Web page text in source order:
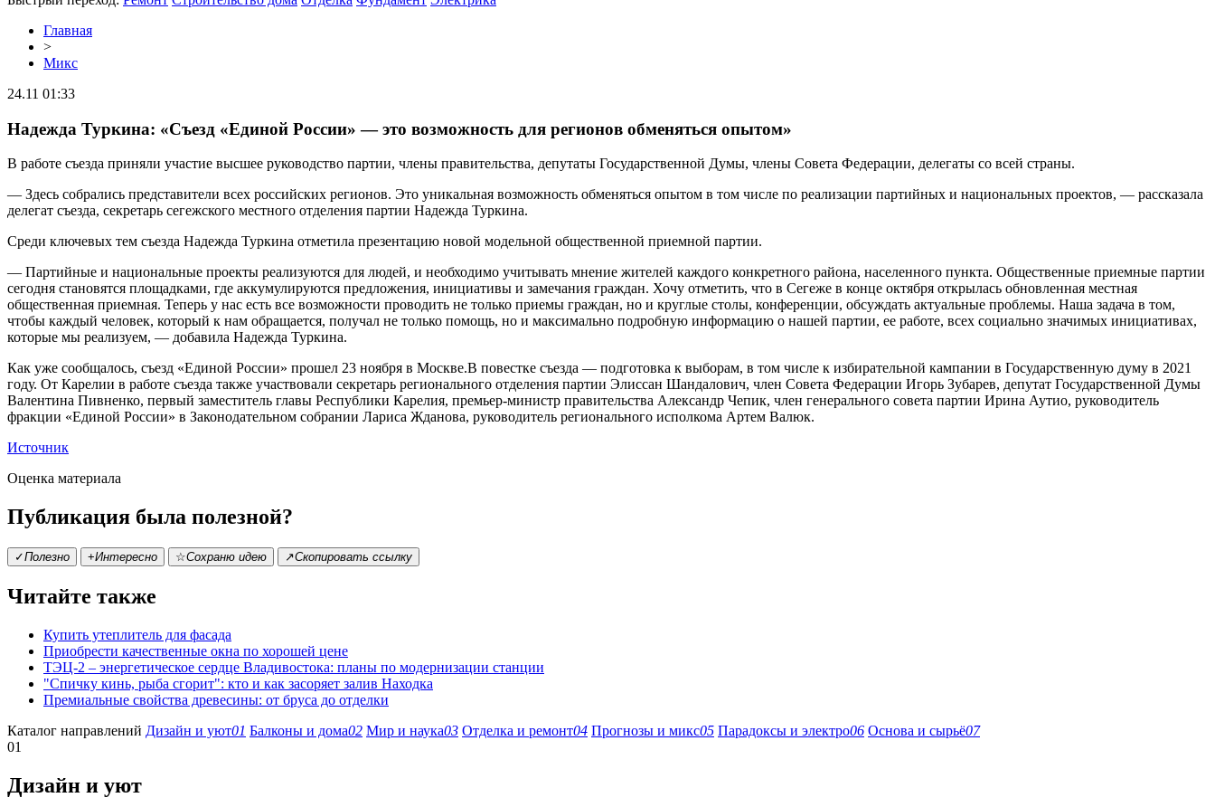
Главная
>
Микс
24.11 01:33
Надежда Туркина: «Съезд «Единой России» — это возможность для регионов обменяться опытом»
В работе съезда приняли участие высшее руководство партии, члены правительства, депутаты Государственной Думы, члены Совета Федерации, делегаты со всей страны.
— Здесь собрались представители всех российских регионов. Это уникальная возможность обменяться опытом в том числе по реализации партийных и национальных проектов, — рассказала
делегат съезда, секретарь сегежского местного отделения партии Надежда Туркина.
Среди ключевых тем съезда Надежда Туркина отметила презентацию новой модельной общественной приемной партии.
— Партийные и национальные проекты реализуются для людей, и необходимо учитывать мнение жителей каждого конкретного района, населенного пункта. Общественные приемные партии
сегодня становятся площадками, где аккумулируются предложения, инициативы и замечания граждан. Хочу отметить, что в Сегеже в конце октября открылась обновленная местная
общественная приемная. Теперь у нас есть все возможности проводить не только приемы граждан, но и круглые столы, конференции, обсуждать актуальные проблемы. Наша задача в том,
чтобы каждый человек, который к нам обращается, получал не только помощь, но и максимально подробную информацию о нашей партии, ее работе, всех социально значимых инициативах,
которые мы реализуем, — добавила Надежда Туркина.
Как уже сообщалось, съезд «Единой России» прошел 23 ноября в Москве.В повестке съезда — подготовка к выборам, в том числе к избирательной кампании в Государственную думу в 2021
году. От Карелии в работе съезда также участвовали секретарь регионального отделения партии Элиссан Шандалович, член Совета Федерации Игорь Зубарев, депутат Государственной Думы
Валентина Пивненко, первый заместитель главы Республики Карелия, премьер-министр правительства Александр Чепик, член генерального совета партии Ирина Аутио, руководитель
фракции «Единой России» в Законодательном собрании Лариса Жданова, руководитель регионального исполкома Артем Валюк.
Источник
Оценка материала
Публикация была полезной?
✓Полезно +Интересно ☆Сохраню идею ↗Скопировать ссылку
Читайте также
Купить утеплитель для фасада
Приобрести качественные окна по хорошей цене
ТЭЦ-2 – энергетическое сердце Владивостока: планы по модернизации станции
"Спичку кинь, рыба сгорит": кто и как засоряет залив Находка
Премиальные свойства древесины: от бруса до отделки
Каталог направлений Дизайн и уют01 Балконы и дома02 Мир и наука03 Отделка и ремонт04 Прогнозы и микс05 Парадоксы и электро06 Основа и сырьё07
01
Дизайн и уют